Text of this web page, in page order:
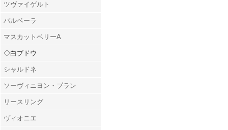
ツヴァイゲルト
バルベーラ
マスカットベリーA
◇白ブドウ
シャルドネ
ソーヴィニヨン・ブラン
リースリング
ヴィオニエ